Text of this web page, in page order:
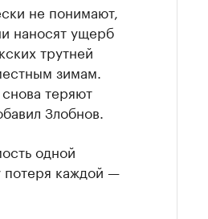
не понимают,
наносят ущерб
трутней
зимам.
теряют
Злобнов.
одной
потеря каждой —